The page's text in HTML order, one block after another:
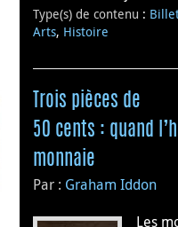
Type(s) de contenu :
Arts, Histoire
Trois pièces de
50 cents : quand
monnaie
Par : Graham Iddon
Les